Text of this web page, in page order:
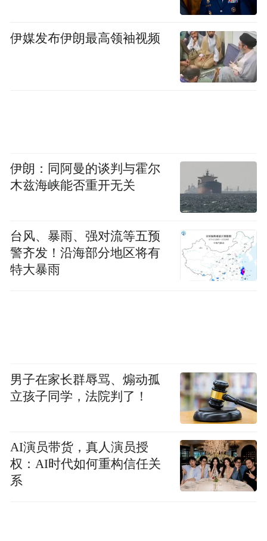
伊媒发布伊朗最高领袖视频
伊朗：同阿曼的谈判与霍尔
木兹海峡能否重开无关
台风、暴雨、强对流等五预
警齐发！沿海部分地区将有
特大暴雨
男子在家长群辱骂、煽动孤
立孩子同学，法院判了！
AI演员带货，真人演员授
权：AI时代如何重构信任关
系